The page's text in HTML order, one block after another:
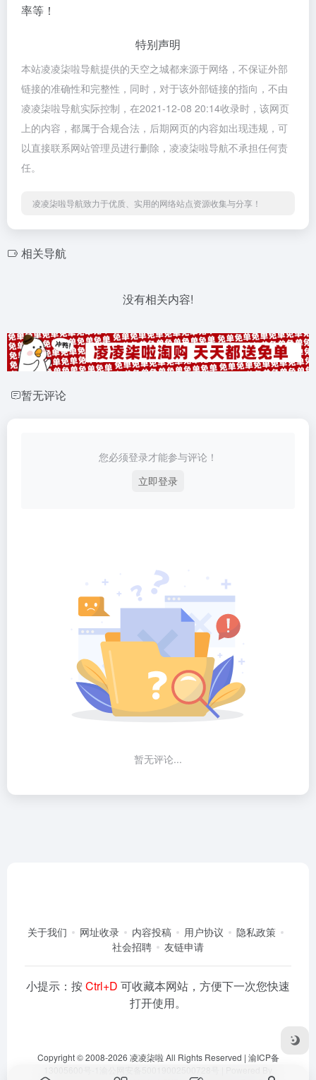
率等！
特别声明
本站凌凌柒啦导航提供的天空之城都来源于网络，不保证外部
链接的准确性和完整性，同时，对于该外部链接的指向，不由
凌凌柒啦导航实际控制，在2021-12-08 20:14收录时，该网页
上的内容，都属于合规合法，后期网页的内容如出现违规，可
以直接联系网站管理员进行删除，凌凌柒啦导航不承担任何责
任。
凌凌柒啦导航致力于优质、实用的网络站点资源收集与分享！
相关导航
没有相关内容!
暂无评论
您必须登录才能参与评论！
立即登录
暂无评论...
关于我们 网址收录 内容投稿 用户协议
隐私政策
社会招聘
友链申请
小提示：按Ctrl+D 可收藏本网站，方便下一次您快速
打开使用。
Copyright © 2008-2026 凌凌柒啦 All Rights Reserved | 渝ICP备